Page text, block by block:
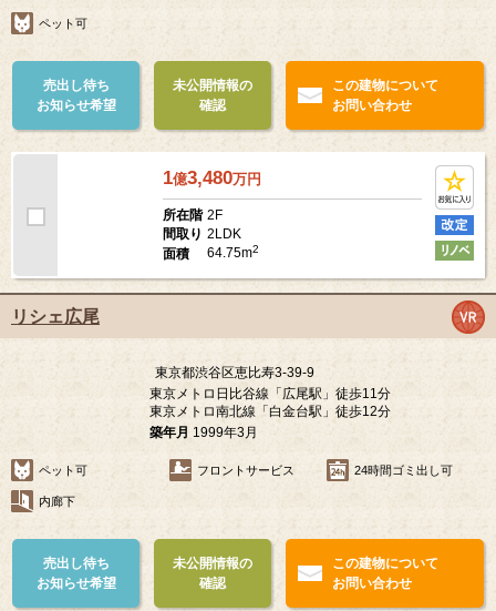
1989年3月
ペット可
お知らせ希望
確認
お問い合わせ
1億3,480
所在階
2F
面積
64.75m2
東京都渋谷区恵比寿3-39-9
東京メトロ日比谷線「広尾駅」徒歩11分
築年月 1999年3月
ペット可 フロントサービス 24時間ゴミ出し可
内廊下